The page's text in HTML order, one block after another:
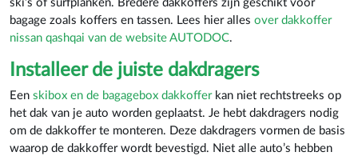
ski’s of surfplanken. Bredere dakkoffers zijn geschikt voor
bagage zoals koffers en tassen. Lees hier alles over dakkoffer
nissan qashqai van de website AUTODOC.
Installeer de juiste dakdragers
Een skibox en de bagagebox dakkofferkan niet rechtstreeks op
het dak van je auto worden geplaatst. Je hebt dakdragers nodig
om de dakkoffer te monteren. Deze dakdragers vormen de basis
waarop de dakkoffer wordt bevestigd. Niet alle auto’s hebben